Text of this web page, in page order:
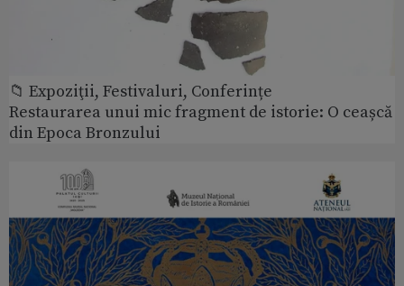
📁 Expoziţii, Festivaluri, Conferințe
Restaurarea unui mic fragment de istorie: O ceașcă
din Epoca Bronzului